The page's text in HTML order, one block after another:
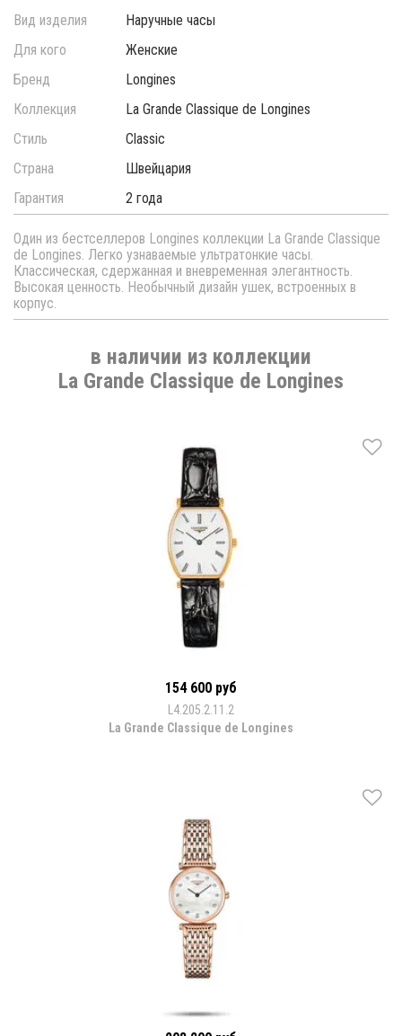
Вид изделия
Наручные часы
Для кого
Женские
Бренд
Longines
Коллекция
La Grande Classique de Longines
Стиль
Classic
Страна
Швейцария
Гарантия
2 года
Один из бестселлеров Longines коллекции La Grande Classique
de Longines. Легко узнаваемые ультратонкие часы.
Классическая, сдержанная и вневременная элегантность.
Высокая ценность. Необычный дизайн ушек, встроенных в
корпус.
в наличии из коллекции
La Grande Classique de Longines
154 600 руб
L4.205.2.11.2
La Grande Classique de Longines